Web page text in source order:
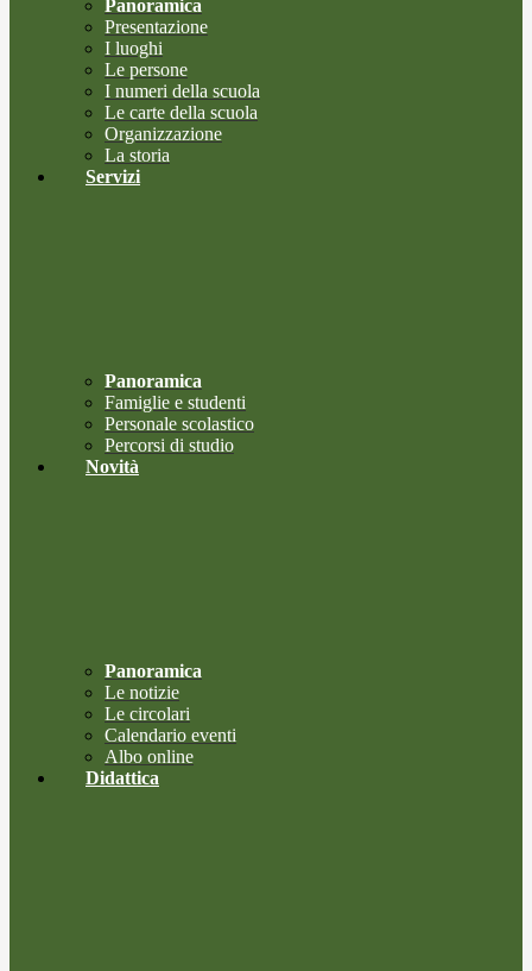
Panoramica
Presentazione
I luoghi
Le persone
I numeri della scuola
Le carte della scuola
Organizzazione
La storia
Servizi
Panoramica
Famiglie e studenti
Personale scolastico
Percorsi di studio
Novità
Panoramica
Le notizie
Le circolari
Calendario eventi
Albo online
Didattica